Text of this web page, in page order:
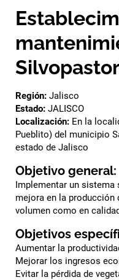
Región: Jalisco
Estado: JALISCO
Localización: En la
Pueblito) del municipio
estado de Jalisco
Objetivo general:
Implementar un
mejora en la producción
volumen como en
Objetivos
Aumentar la
Mejorar los ingresos
Evitar la pérdida de